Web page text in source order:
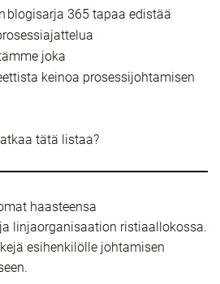
blogisarja 365 tapaa edistää
joka
keinoa prosessijohtamisen
tätä listaa?
haasteensa
linjaorganisaation ristiaallokossa.
esihenkilölle johtamisen